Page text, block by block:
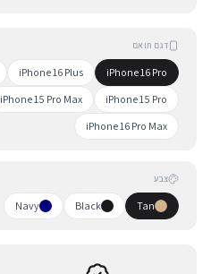
דגם תואם
iPhone 16 Pro
iPhone 16 Plus
iPhone 15 Pro
iPhone 15 Pro Max
iPhone 16 Pro Max
צבע
Tan
Black
Navy